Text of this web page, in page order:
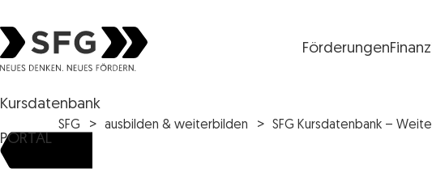
Förderungen
PORTAL
Kursdatenbank
SFG ausbilden & weiterbilden SFG Kursdatenbank –